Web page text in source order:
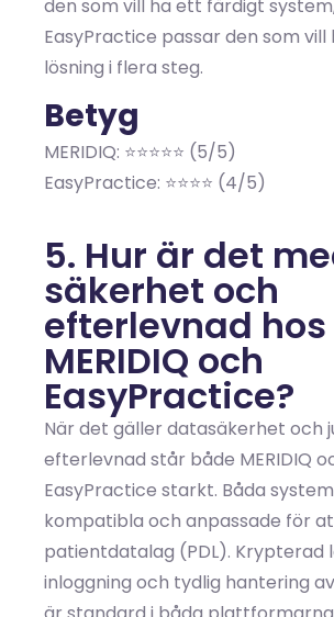
den som vill ha ett färdigt
EasyPractice passar den som vill
lösning i flera steg.
Betyg
MERIDIQ: ⭐⭐⭐⭐⭐ (5/5)
EasyPractice: ⭐⭐⭐⭐ (4/5)
5. Hur är det
säkerhet och
efterlevnad hos
MERIDIQ och
EasyPractice?
När det gäller datasäkerhet och
efterlevnad står både MERIDIQ
EasyPractice starkt. Båda
kompatibla och anpassade för
patientdatalag (PDL). Krypterad
inloggning och tydlig hantering